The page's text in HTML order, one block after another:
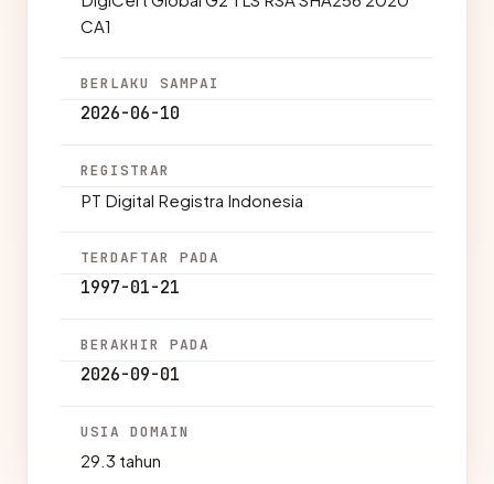
CA1
BERLAKU SAMPAI
2026-06-10
REGISTRAR
PT Digital Registra Indonesia
TERDAFTAR PADA
1997-01-21
BERAKHIR PADA
2026-09-01
USIA DOMAIN
29.3 tahun